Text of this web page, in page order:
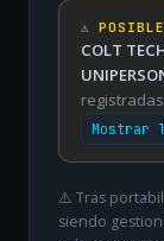
⚠️
COLT
Mostrar
⚠️ Tras
siendo